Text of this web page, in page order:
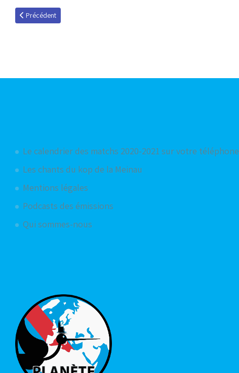
Article précédent : L'After Racing, épisode 18
Précédent
Le calendrier des matchs 2020-2021 sur votre téléphone
Les chants du kop de la Meinau
Mentions légales
Podcasts des émissions
Qui sommes-nous